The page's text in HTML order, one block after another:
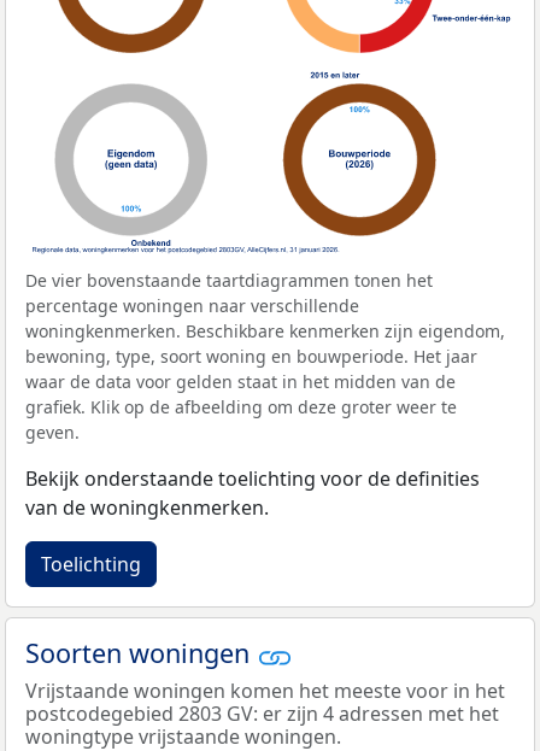
De vier bovenstaande taartdiagrammen tonen het
percentage woningen naar verschillende
woningkenmerken. Beschikbare kenmerken zijn eigendom,
bewoning, type, soort woning en bouwperiode. Het jaar
waar de data voor gelden staat in het midden van de
grafiek. Klik op de afbeelding om deze groter weer te
geven.
Bekijk onderstaande toelichting voor de definities
van de woningkenmerken.
Toelichting
Soorten woningen
Vrijstaande woningen komen het meeste voor in het
postcodegebied 2803 GV: er zijn 4 adressen met het
woningtype vrijstaande woningen.